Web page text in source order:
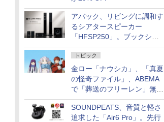
アバック、リビングに調和す
るシアタースピーカー
「HFSP250」。ブックシェ
ルフはペア3万円以下
トピック
金ロー「ナウシカ」、「真夏
の怪奇ファイル」、ABEMA
で「葬送のフリーレン」無料
配信など。夏の特番・配信情
報
SOUNDPEATS、音質と軽さ
追求した「Air6 Pro」。先行